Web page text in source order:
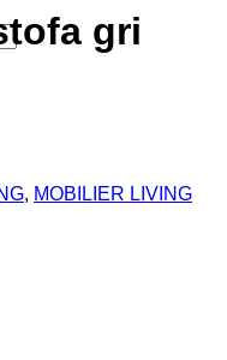
gri
, MOBILIER LIVING